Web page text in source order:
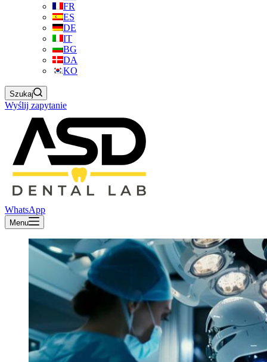
FR
ES
DE
IT
BG
DA
KO
Szukaj
Wyślij zapytanie
WhatsApp
Menu